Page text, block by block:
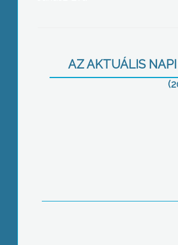
AZ AKTUÁLIS NAPI
Mikulás az autista